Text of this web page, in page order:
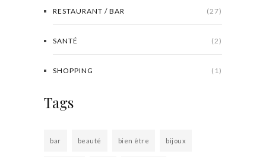
RESTAURANT / BAR (27)
SANTÉ (2)
SHOPPING (1)
Tags
bar beauté bien être bijoux